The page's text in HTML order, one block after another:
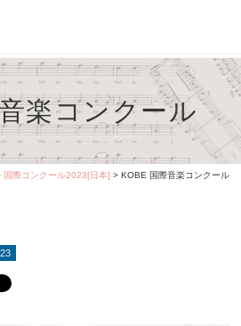
楽コンクール
国際コンクール2023[日本] > KOBE 国際音楽コンクール